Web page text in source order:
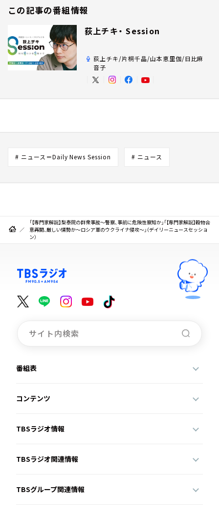
この記事の番組情報
荻上チキ・ Session
荻上チキ/片桐千晶/山本恵里伽/日比麻
音子
# ニュース＝Daily News Session # ニュース
「【専門家解説】梨泰院の群衆事故～警察、事前に危険性察知か」「【専門家解説】穀物合
意再開、厳しい情勢か～ロシア軍のウクライナ侵攻～」（デイリーニュースセッショ
ン）
番組表
コンテンツ
TBSラジオ情報
TBSラジオ関連情報
TBSグループ関連情報